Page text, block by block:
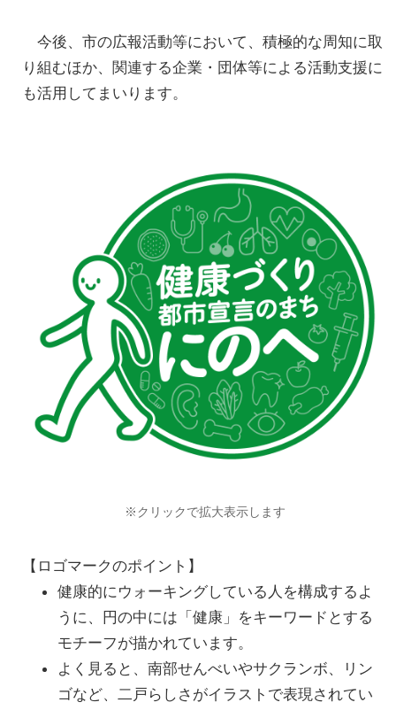
今後、市の広報活動等において、積極的な周知に取
り組むほか、関連する企業・団体等による活動支援に
も活用してまいります。
※クリックで拡大表示します
【ロゴマークのポイント】
健康的にウォーキングしている人を構成するよ
うに、円の中には「健康」をキーワードとする
モチーフが描かれています。
よく見ると、南部せんべいやサクランボ、リン
ゴなど、二戸らしさがイラストで表現されてい